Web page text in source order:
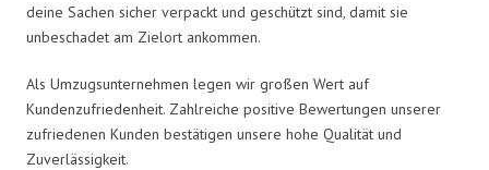
deine Sachen sicher verpackt und geschützt sind, damit sie
unbeschadet am Zielort ankommen.
Als Umzugsunternehmen legen wir großen Wert auf
Kundenzufriedenheit. Zahlreiche positive Bewertungen unserer
zufriedenen Kunden bestätigen unsere hohe Qualität und
Zuverlässigkeit.